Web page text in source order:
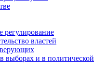
регулирование
властей
выборах и в политической